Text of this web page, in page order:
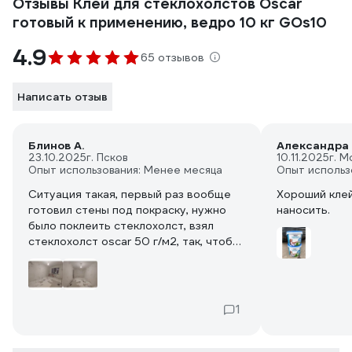
готовый к применению, ведро 10 кг GOs10
4.9 65 отзывов
Написать отзыв
Блинов А.
23.10.2025г. Псков
Опыт использования: Менее месяца
Ситуация такая, первый раз вообще
готовил стены под покраску, нужно
было поклеить стеклохолст, взял
стеклохолст oscar 50 г/м2, так, чтобы
поверхность начал наносить клей
валиком, плохо разглаживается,
большой расход, ага думаю я, беру и1
Александра
10.11.2025г.
Опыт
Хороший
наносить.